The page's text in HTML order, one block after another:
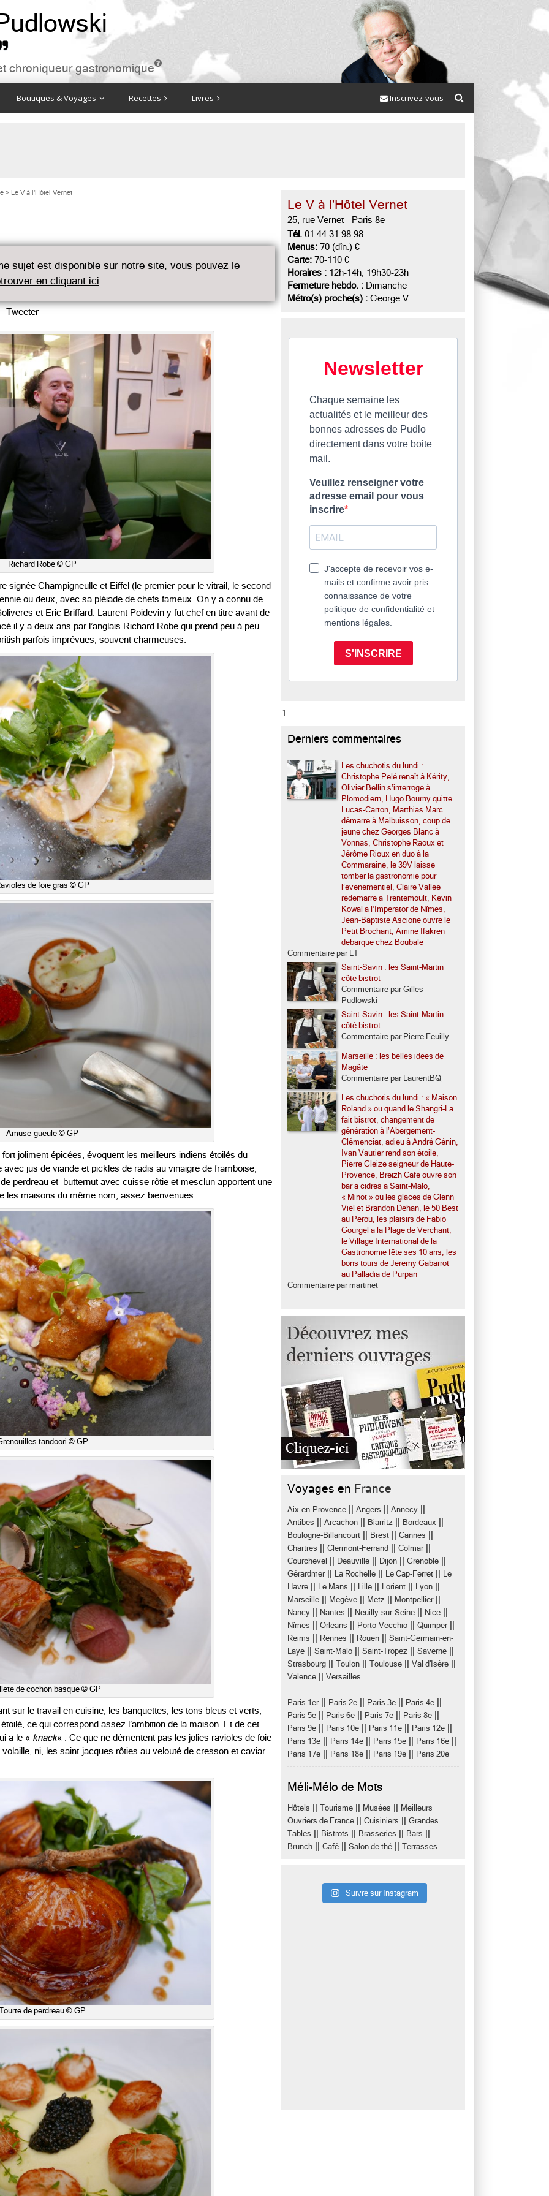
chroniqueur gastronomique

Boutiques & Voyages Recettes Livres Inscrivez-vous
> Le V à l'Hôtel Vernet
sujet est disponible sur notre site, vous pouvez le
en cliquant ici
Tweeter
Richard Robe © GP
signée Champigneulle et Eiffel (le premier pour le vitrail, le second
ou deux, avec sa pléiade de chefs fameux. On y a connu de
et Eric Briffard. Laurent Poidevin y fut chef en titre avant de
il y a deux ans par l’anglais Richard Robe qui prend peu à peu
parfois imprévues, souvent charmeuses.
de foie gras © GP
Amuse-gueule © GP
joliment épicées, évoquent les meilleurs indiens étoilés du
jus de viande et pickles de radis au vinaigre de framboise,
perdreau et butternut avec cuisse rôtie et mesclun apportent une
les maisons du même nom, assez bienvenues.
tandoori © GP
de cochon basque © GP
sur le travail en cuisine, les banquettes, les tons bleus et verts,
ce qui correspond assez l’ambition de la maison. Et de cet
a le « knack« . Ce que ne démentent pas les jolies ravioles de foie
ni, les saint-jacques rôties au velouté de cresson et caviar
de perdreau © GP
Le V à l'Hôtel Vernet
25, rue Vernet - Paris 8e
Tél. 01 44 31 98 98
Menus: 70 (dîn.) €
Carte: 70-110 €
Horaires : 12h-14h, 19h30-23h
Fermeture hebdo. : Dimanche
Métro(s) proche(s) : George V
Newsletter
Chaque semaine les
actualités et le meilleur des
bonnes adresses de Pudlo
directement dans votre boite
mail.
Veuillez renseigner votre
adresse email pour vous
inscrire
J'accepte de recevoir vos e-
mails et confirme avoir pris
connaissance de votre
politique de confidentialité et
mentions légales.
S'INSCRIRE
1
Derniers commentaires
Les chuchotis du lundi :
Christophe Pelé renaît à Kérity,
Olivier Bellin s’interroge à
Plomodiern, Hugo Bourny quitte
Lucas-Carton, Matthias Marc
démarre à Malbuisson, coup de
jeune chez Georges Blanc à
Vonnas, Christophe Raoux et
Jérôme Rioux en duo à la
Commaraine, le 39V laisse
tomber la gastronomie pour
l’événementiel, Claire Vallée
redémarre à Trentemoult, Kevin
Kowal à l’Impérator de Nîmes,
Jean-Baptiste Ascione ouvre le
Petit Brochant, Amine Ifakren
débarque chez Boubalé
Commentaire par LT
Saint-Savin : les Saint-Martin
côté bistrot
Commentaire par Gilles
Pudlowski
Saint-Savin : les Saint-Martin
côté bistrot
Commentaire par Pierre Feuilly
Marseille : les belles idées de
Magâté
Commentaire par LaurentBQ
Les chuchotis du lundi : « Maison
Roland » ou quand le Shangri-La
fait bistrot, changement de
génération à l’Abergement-
Clémenciat, adieu à André Génin,
Ivan Vautier rend son étoile,
Pierre Gleize seigneur de Haute-
Provence, Breizh Café ouvre son
bar à cidres à Saint-Malo,
« Minot » ou les glaces de Glenn
Viel et Brandon Dehan, le 50 Best
au Pérou, les plaisirs de Fabio
Gourgel à la Plage de Verchant,
le Village International de la
Gastronomie fête ses 10 ans, les
bons tours de Jérémy Gabarrot
au Palladia de Purpan
Commentaire par martinet
Voyages en France
Aix-en-Provence Angers Annecy
Antibes Arcachon Biarritz Bordeaux
Boulogne-Billancourt Brest Cannes
Chartres Clermont-Ferrand Colmar||
Courchevel Deauville Dijon Grenoble
Gérardmer|| La Rochelle Le Cap-Ferret
Le
Havre
Le Mans Lille Lorient Lyon
Marseille Megève Metz Montpellier||
Nancy Nantes Neuilly-sur-Seine Nice
Nîmes Orléans Porto-Vecchio Quimper||
Reims Rennes Rouen
Saint-Germain-en-
Laye
Saint-Malo Saint-Tropez Saverne
Strasbourg Toulon Toulouse Val d'Isère
Valence Versailles
Paris 1er|| Paris 2e Paris 3e Paris 4e
Paris 5e Paris 6e Paris 7e Paris 8e
Paris 9e Paris 10e Paris 11e Paris 12e
Paris 13e Paris 14e Paris 15e Paris 16e
Paris 17e Paris 18e Paris 19e Paris 20e
Méli-Mélo de Mots
Hôtels Tourisme Musées
Meilleurs
Ouvriers de France
Cuisiniers
Grandes
Tables
Bistrots Brasseries Bars
Brunch Café Salon de thé Terrasses
Suivre sur Instagram